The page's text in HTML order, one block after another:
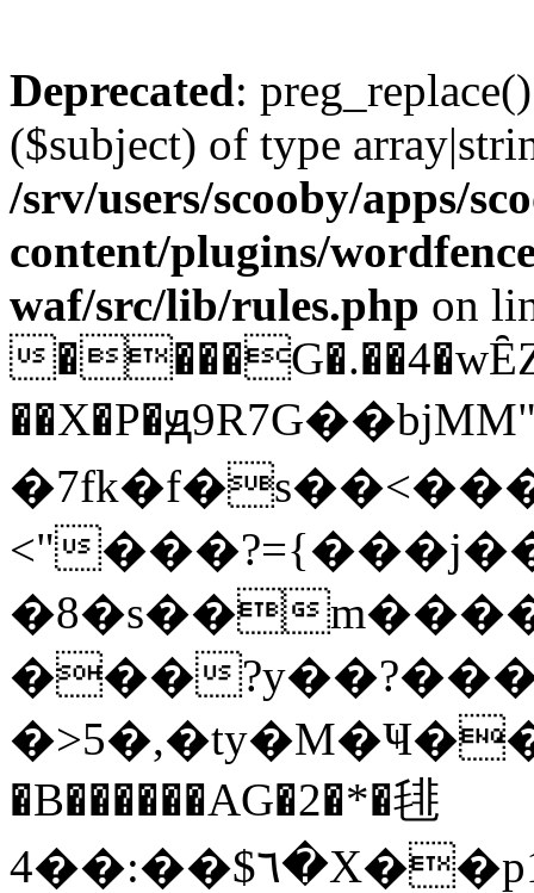
Deprecated:
($subject) of type
/srv/users/scooby/apps/
content/plugins/
waf/src/lib/rules.php on
�7fk�f�s��<���
<"
�8�s��
���
�B������AG�2�*�毴
4��:��$٦�X��p1[\t����f2����ܟ�g��(�Z$�҉�h������(u�9���2�c=